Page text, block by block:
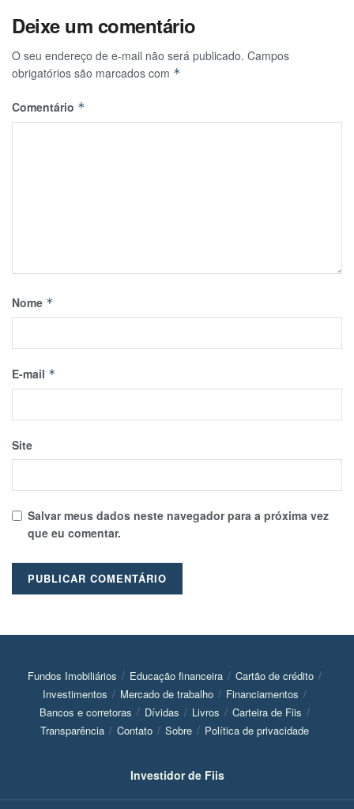
Deixe um comentário
O seu endereço de e-mail não será publicado. Campos
obrigatórios são marcados com *
Comentário *
Nome *
E-mail *
Site
Salvar meus dados neste navegador para a próxima vez
que eu comentar.
Fundos Imobiliários Educação financeira
Cartão de crédito
Investimentos
Mercado de trabalho
Financiamentos
Bancos e corretoras
Dívidas Livros
Carteira de Fiis
Transparência
Contato Sobre Política de privacidade
Investidor de Fiis